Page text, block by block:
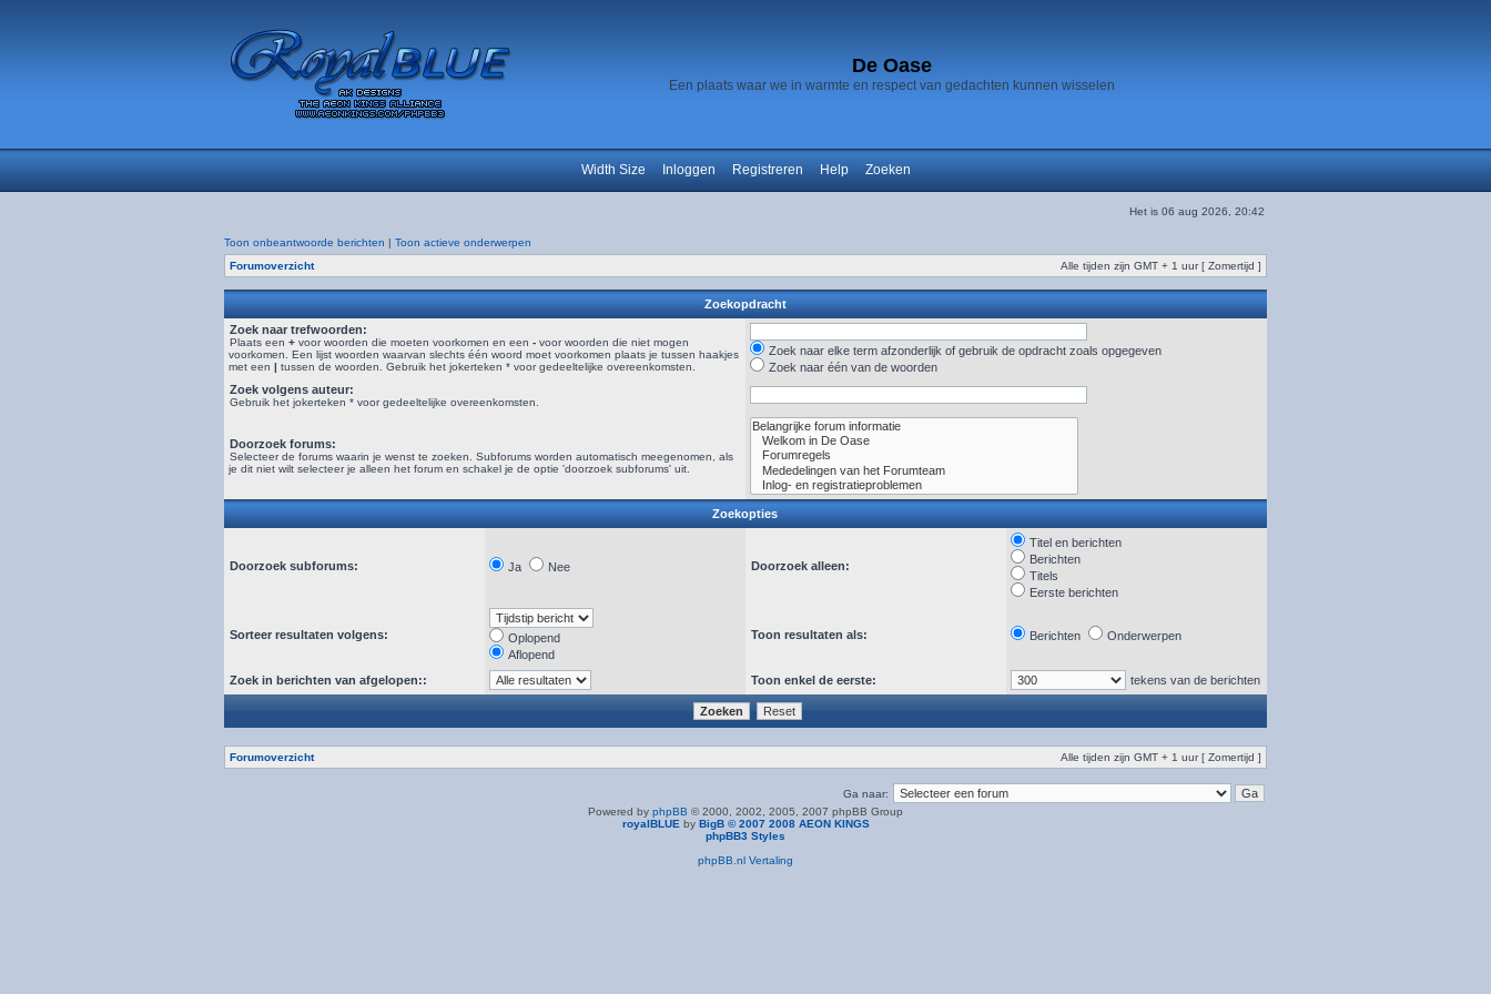
De Oase
Een plaats waar we in warmte en respect van gedachten kunnen wisselen
Width Size Inloggen Registreren Help Zoeken
Het is 06 aug 2026, 20:42
Toon onbeantwoorde berichten | Toon actieve onderwerpen
Forumoverzicht
Alle tijden zijn GMT + 1 uur [ Zomertijd ]
Zoekopdracht
Zoek naar trefwoorden:
Plaats een +voor woorden die moeten voorkomen en een -voor woorden die niet mogen
voorkomen. Een lijst woorden waarvan slechts één woord moet voorkomen plaats je tussen haakjes
met een | tussen de woorden. Gebruik het jokerteken * voor gedeeltelijke overeenkomsten.
Zoek naar elke term afzonderlijk of gebruik de opdracht zoals opgegeven
Zoek naar één van de woorden
Zoek volgens auteur:
Gebruik het jokerteken * voor gedeeltelijke overeenkomsten.
Doorzoek forums:
Selecteer de forums waarin je wenst te zoeken. Subforums worden automatisch meegenomen, als
je dit niet wilt selecteer je alleen het forum en schakel je de optie 'doorzoek subforums' uit.
Zoekopties
Doorzoek subforums: Ja Nee Doorzoek alleen:
Titel en berichten
Berichten
Titels
Eerste berichten
Sorteer resultaten volgens:
Oplopend
Aflopend
Toon resultaten als: Berichten Onderwerpen
Zoek in berichten van afgelopen:: Toon enkel de eerste: tekens van de berichten
Forumoverzicht Alle tijden zijn GMT + 1 uur [ Zomertijd ]
Ga naar:
Powered by phpBB © 2000, 2002, 2005, 2007 phpBB Group
royalBLUE by BigB © 2007 2008 AEON KINGS
phpBB3 Styles
phpBB.nl Vertaling